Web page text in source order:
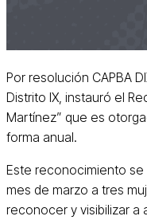
Por resolución CAPBA
Distrito IX, instauró el
Martínez” que es
forma anual.
Este reconocimiento
mes de marzo a tres
reconocer y visibilizar a